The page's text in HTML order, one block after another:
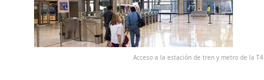
Acceso a la estación de tren y metro de la T4